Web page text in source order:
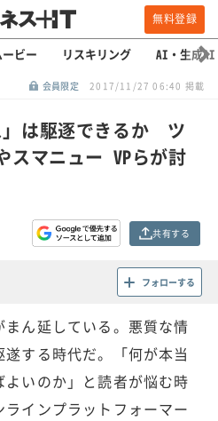
無料登録
ービー リスキリング AI・生成AI
会員限定 2017/11/27 06:40 掲載
」は駆逐できるか ツ
スマニュー VPらが討
共有する
フォローする
まん延している。悪質な情
する時代だ。「何が本当
いのか」と読者が悩む時
インプラットフォーマー